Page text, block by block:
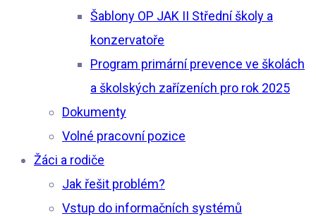
Šablony OP JAK II Střední školy a
konzervatoře
Program primární prevence ve školách
a školských zařízeních pro rok 2025
Dokumenty
Volné pracovní pozice
Žáci a rodiče
Jak řešit problém?
Vstup do informačních systémů